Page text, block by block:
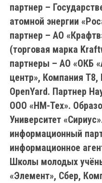
партнер –
атомной энергии
партнер – АО
(торговая марка
партнеры – АО «ОКБ
центр», Компания
OpenYard. Партнер
ООО «НМ-Тех».
Университет
информационный
информационное
Школы молодых
«Элемент», Сбер,